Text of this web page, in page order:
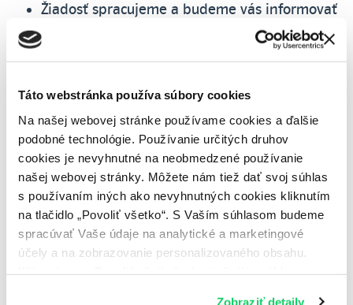
Táto webstránka používa súbory cookies
Na našej webovej stránke používame cookies a ďalšie
podobné technológie. Používanie určitých druhov
cookies je nevyhnutné na neobmedzené používanie
našej webovej stránky. Môžete nám tiež dať svoj súhlas
s používaním iných ako nevyhnutných cookies kliknutím
na tlačidlo „Povoliť všetko“. S Vaším súhlasom budeme
spracúvať Vaše údaje na analytické a marketingové
účely a na zobrazovanie personalizovaného obsahu.
Zobraziť detaily
Žiadosť spracujeme a budeme vás informovať
Do niekoľkých dní zašleme
vyúčtovaciufaktúru k ukončeniu pôvodnej
Osvedčenie o dedičskom konaní. Ak dedičské
konanie ešte neskončilo, odporúčame vám
oznámiť príslušnému notárovi
prejednávajúcemu dedičské konanie
existenciu preplatku po zosnulom a po
ukončení dedičského konania nám predložte
Osvedčenie o dedičskom konaní. V prípade, ak
je viac dedičov a preplatok nebol zahrnutý do
dedičského konania, predložte súhlasy
ostatných dedičov s vyplatením preplatku